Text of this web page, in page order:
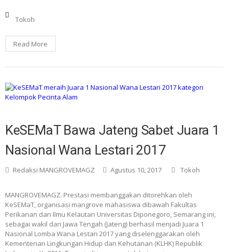
Tokoh
Read More
KeSEMaT Bawa Jateng Sabet Juara 1
Nasional Wana Lestari 2017
Redaksi MANGROVEMAGZ Agustus 10, 2017 Tokoh
MANGROVEMAGZ. Prestasi membanggakan ditorehkan oleh
KeSEMaT, organisasi mangrove mahasiswa dibawah Fakultas
Perikanan dan Ilmu Kelautan Universitas Diponegoro, Semarang ini,
sebagai wakil dari Jawa Tengah (Jateng) berhasil menjadi Juara 1
Nasional Lomba Wana Lestari 2017 yang diselenggarakan oleh
Kementerian Lingkungan Hidup dan Kehutanan (KLHK) Republik